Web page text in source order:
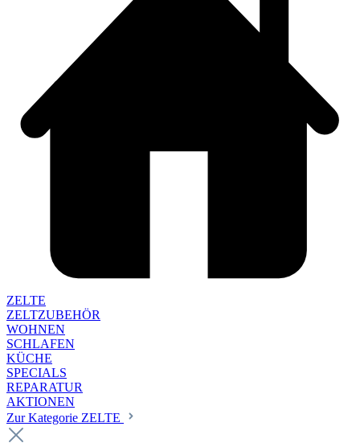
ZELTE
ZELTZUBEHÖR
WOHNEN
SCHLAFEN
KÜCHE
SPECIALS
REPARATUR
AKTIONEN
Zur Kategorie ZELTE